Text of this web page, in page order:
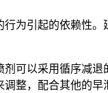
为引起的依赖性
可以采用循序减
整，配合其他的早